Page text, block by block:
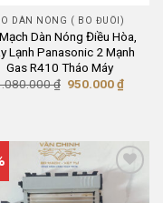
DÀN NÓNG ( BO ĐUÔI)
Dàn Nóng Điều Hòa,
Lạnh Panasonic 2 Mạnh
Gas R410 Tháo Máy
₫ Giá
950.000₫Giá